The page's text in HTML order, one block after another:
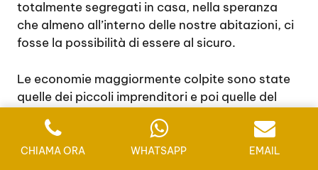
totalmente segregati in casa, nella speranza
che almeno all’interno delle nostre abitazioni, ci
fosse la possibilità di essere al sicuro.
Le economie maggiormente colpite sono state
quelle dei piccoli imprenditori e poi quelle del
buon valore economico per i materiali oltre che
per la qualità dei meccanismi. Tuttavia,
CHIAMA ORA WHATSAPP EMAIL